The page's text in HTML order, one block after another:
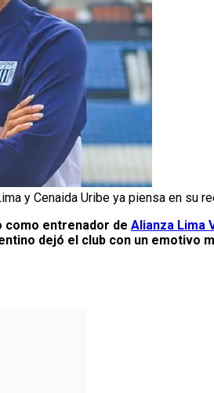
y Cenaida Uribe ya piensa en su
como entrenador de Alianza Lima
dejó el club con un emotivo